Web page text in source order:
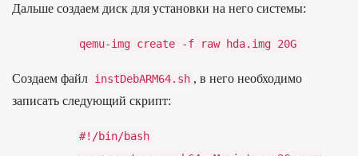
Даль­ше соз­даем диск для уста­нов­ки на него сис­темы:
qemu-img create -f raw hda. img 20G
Соз­даем файл instDebARM64. sh , в него необ­ходимо
записать сле­дующий скрипт:
#!/bin/bash